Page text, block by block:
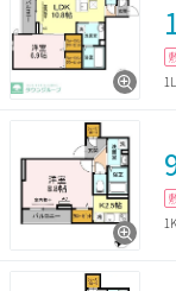
1K